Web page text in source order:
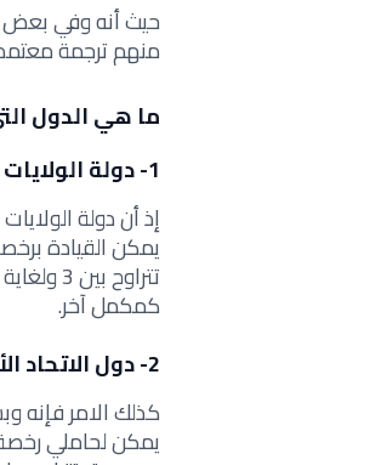
حيث أنه وفي بعض
منهم ترجمة
ما هي الدول
1- دولة
إذ أن دولة
يمكنالقيادة
كمكمل آخر.
2- دول الاتحاد الأوروبي
كذلك الامر فإنه
يمكن لحاملي رخصة